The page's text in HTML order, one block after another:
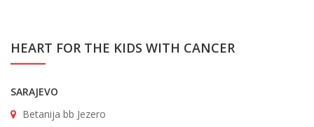
HEART FOR THE KIDS WITH CANCER
SARAJEVO
Betanija bb Jezero